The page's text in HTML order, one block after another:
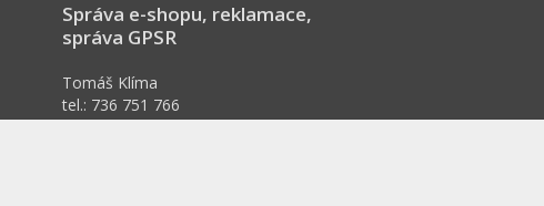
Správa e-shopu, reklamace,
správa GPSR
Tomáš Klíma
tel.: 736 751 766